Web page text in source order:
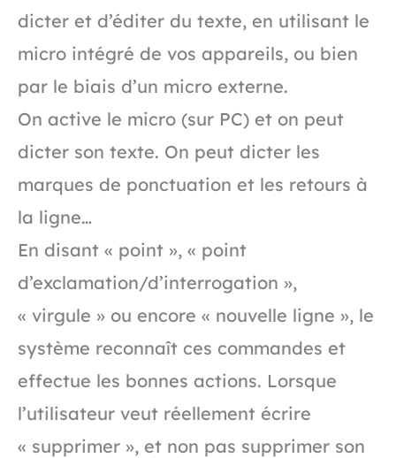
dicter et d’éditer du texte, en utilisant le
micro intégré de vos appareils, ou bien
par le biais d’un micro externe.
On active le micro (sur PC) et on peut
dicter son texte. On peut dicter les
marques de ponctuation et les retours à
la ligne…
En disant « point », « point
d’exclamation/d’interrogation »,
« virgule » ou encore « nouvelle ligne », le
système reconnaît ces commandes et
effectue les bonnes actions. Lorsque
l’utilisateur veut réellement écrire
« supprimer », et non pas supprimer son